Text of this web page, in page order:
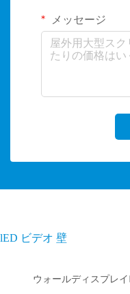
メッセージ
lED ビデオ 壁
ウォールディスプレ